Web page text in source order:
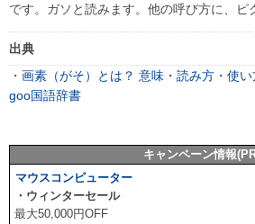
です。ガソと読みます。他の呼び方に、ピ
出典
・ 画素（がそ）とは？ 意味・読み方・使
goo国語辞書
キャンペーン情報
マウスコンピューター
・ウィンターセール
最大50,000円OFF